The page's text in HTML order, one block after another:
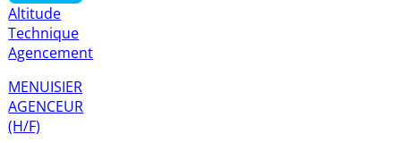
Altitude
Technique
Agencement
MENUISIER
AGENCEUR
(H/F)